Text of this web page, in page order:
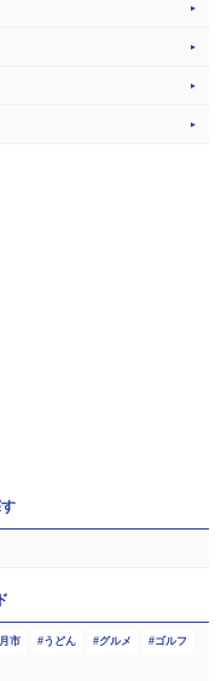
市 うどん グルメ ゴルフ